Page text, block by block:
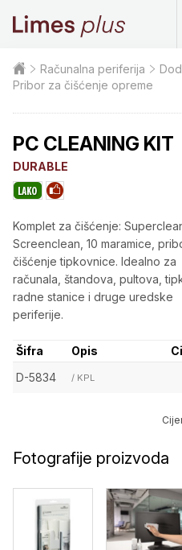
Računalna periferija
Pribor za čišćenje opreme
PC CLEANING KIT
DURABLE
Komplet za čišćenje:
Screenclean, 10 maramice,
čišćenje tipkovnice. Idealno za
računala, štandova, pultova,
radne stanice i druge uredske
periferije.
Šifra Opis
D-5834
/ KPL
Fotografije proizvoda